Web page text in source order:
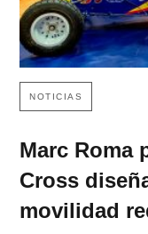
NOTICIAS
Marc Roma
Cross
movilidad